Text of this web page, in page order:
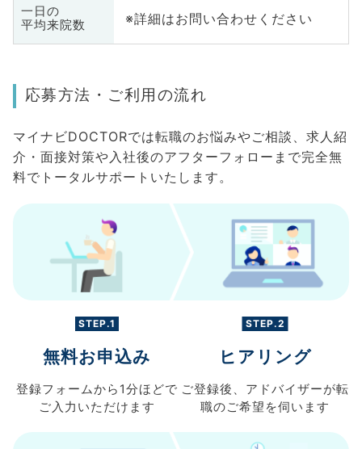
一日の
平均来院数
※詳細はお問い合わせください
応募方法・ご利用の流れ
マイナビDOCTORでは転職のお悩みやご相談、求人紹
介・面接対策や入社後のアフターフォローまで完全無
料でトータルサポートいたします。
STEP.1
無料お申込み
登録フォームから 1分ほどで
ご入力 いただけます
STEP.2
ヒアリング
ご登録後、 アドバイザーが転
職のご希望を伺います